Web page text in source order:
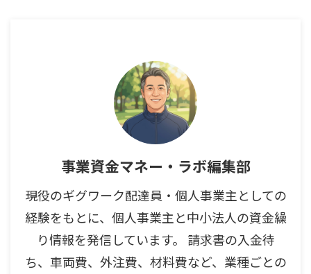
事業資金マネー・ラボ編集部
現役のギグワーク配達員・個人事業主としての
経験をもとに、個人事業主と中小法人の資金繰
り情報を発信しています。 請求書の入金待
ち、車両費、外注費、材料費など、業種ごとの